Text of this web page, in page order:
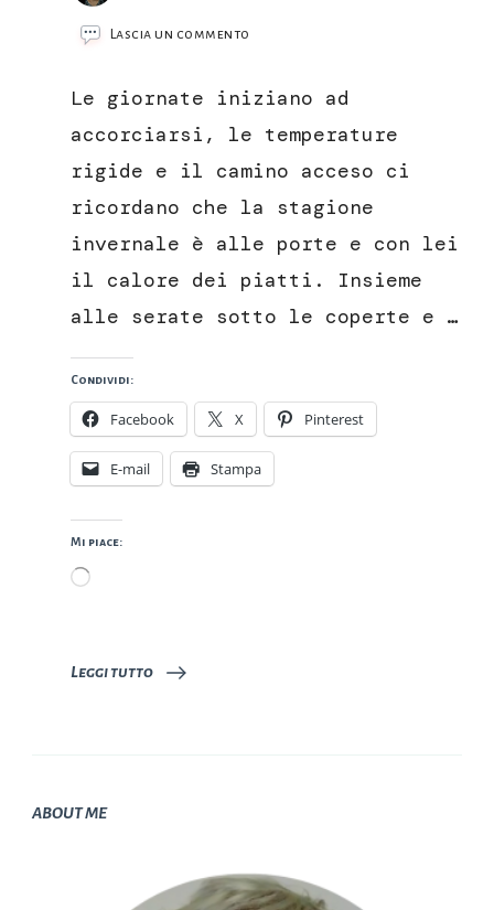
Lascia un commento
brodo
con
vegetale
Le giornate iniziano ad
accorciarsi, le temperature
rigide e il camino acceso ci
ricordano che la stagione
invernale è alle porte e con lei
il calore dei piatti. Insieme
alle serate sotto le coperte e …
Condividi:
Facebook X Pinterest
E-mail Stampa
Mi piace:
Caricamento
Leggi tutto
ABOUT ME